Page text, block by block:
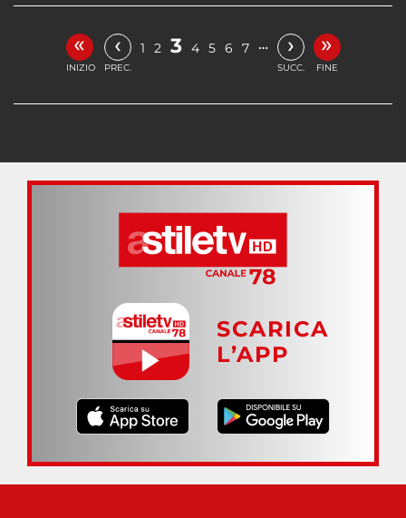
«
INIZIO
‹
PREC.
1 2 3 4 5 6 7 … ›
SUCC.
»
FINE
SCARICA
L’APP